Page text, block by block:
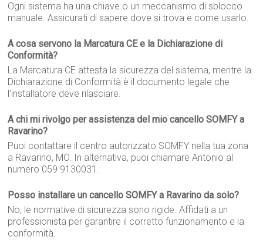
Ogni sistema ha una chiave o un meccanismo di sblocco
manuale. Assicurati di sapere dove si trova e come usarlo.
A cosa servono la Marcatura CE e la Dichiarazione di
Conformità?
La Marcatura CE attesta la sicurezza del sistema, mentre la
Dichiarazione di Conformità è il documento legale che
l'installatore deve rilasciare.
A chi mi rivolgo per assistenza del mio cancello SOMFY a
Ravarino?
Puoi contattare il centro autorizzato SOMFY nella tua zona
a Ravarino, MO. In alternativa, puoi chiamare Antonio al
numero 059 9130031.
Posso installare un cancello SOMFY a Ravarino da solo?
No, le normative di sicurezza sono rigide. Affidati a un
professionista per garantire il corretto funzionamento e la
conformità.